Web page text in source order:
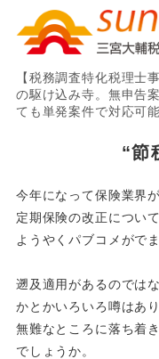
【税務調査特化税理士
の駆け込み寺。無申告
ても単発案件で対応可能
業務内容・料金
お問い合わせ
“節
今年になって保険業界
定期保険の改正について
ようやくパブコメがで
遡及適用があるのでは
かとかいろいろ噂はあ
無難なところに落ち着
でしょうか。